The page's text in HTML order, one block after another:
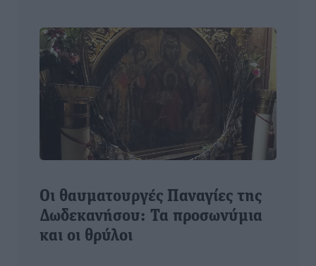
Οι θαυματουργές Παναγίες της
Δωδεκανήσου: Τα προσωνύμια
και οι θρύλοι